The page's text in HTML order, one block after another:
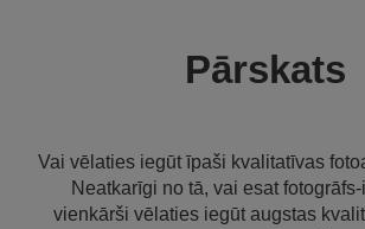
Pārskats
Vai vēlaties iegūt īpaši kvalitatīvas
Neatkarīgi no tā, vai esat
vienkārši vēlaties iegūt augstas